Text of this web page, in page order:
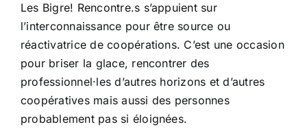
Les Bigre! Rencontre.s s’appuient sur
l’interconnaissance pour être source ou
réactivatrice de coopérations. C’est une occasion
pour briser la glace, rencontrer des
professionnel·les d’autres horizons et d’autres
coopératives mais aussi des personnes
probablement pas si éloignées.